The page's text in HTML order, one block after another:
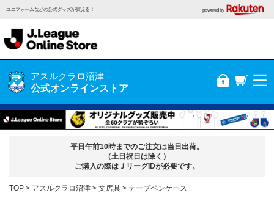
ユニフォームなどの公式グッズが買える！ powered by
アスルクラロ沼津
公式オンラインストア
平日午前10時までのご注文は当日出荷。
（土日祝日は除く）
ご購入の際はＪリーグIDが必要です。
TOP アスルクラロ沼津 文房具 テープペンケース